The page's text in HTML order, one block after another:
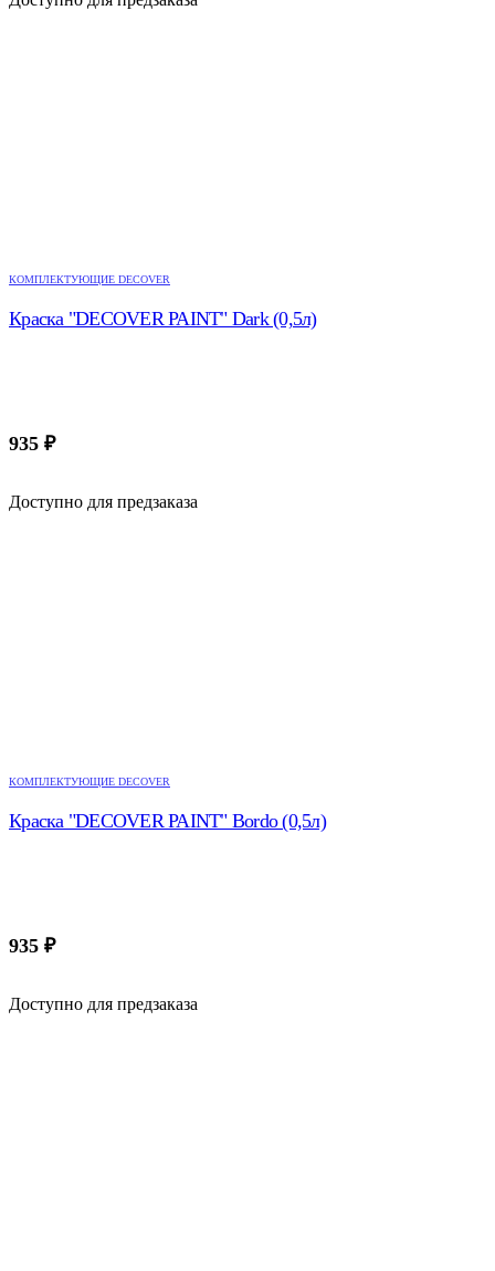
КОМПЛЕКТУЮЩИЕ DECOVER
Краска "DECOVER PAINT" Dark (0,5л)
935 ₽
Доступно для предзаказа
КОМПЛЕКТУЮЩИЕ DECOVER
Краска "DECOVER PAINT" Bordo (0,5л)
935 ₽
Доступно для предзаказа